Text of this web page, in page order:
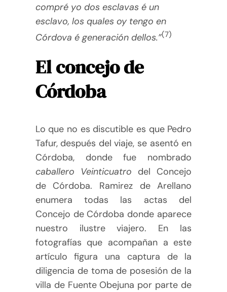
compré yo dos esclavas é un
esclavo, los quales oy tengo en
Córdova é generación dellos.”(7)
El concejo de
Córdoba
Lo que no es discutible es que Pedro
Tafur, después del viaje, se asentó en
Córdoba, donde fue nombrado
caballero Veinticuatro del Concejo
de Córdoba. Ramirez de Arellano
enumera todas las actas del
Concejo de Córdoba donde aparece
nuestro ilustre viajero. En las
fotografías que acompañan a este
artículo figura una captura de la
diligencia de toma de posesión de la
villa de Fuente Obejuna por parte de